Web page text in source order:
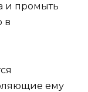
и промыть
в
ему